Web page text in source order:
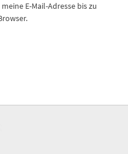
E-Mail-Adresse bis zu